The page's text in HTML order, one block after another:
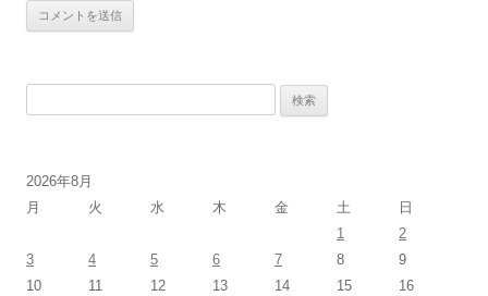
2026年8月
月
火 水 木 金 土
日
1
2
3
4 5 6 7 8
9
10
11 12 13 14 15
16